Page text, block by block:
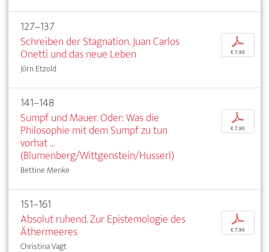
127–137
Schreiben der Stagnation. Juan Carlos
Onetti und das neue Leben
Jörn Etzold
p
€ 7,95
141–148
Sumpf und Mauer. Oder: Was die
Philosophie mit dem Sumpf zu tun
vorhat ...
(Blumenberg/Wittgenstein/Husserl)
Bettine Menke
p
€ 7,95
151–161
Absolut ruhend. Zur Epistemologie des
Äthermeeres
Christina Vagt
p
€ 7,95